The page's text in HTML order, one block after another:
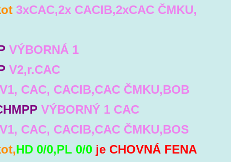
3xCAC,2x CACIB,2xCAC ČMKU,
VÝBORNÁ 1
V2,r.CAC
V1, CAC, CACIB,CAC ČMKU,BOB
VÝBORNÝ 1 CAC
V1, CAC, CACIB,CAC ČMKU,BOS
HD 0/0,PL 0/0 je CHOVNÁ FENA